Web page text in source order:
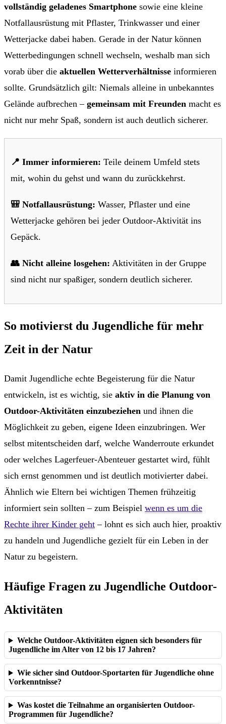
vollständig geladenes Smartphone sowie eine kleine
Notfallausrüstung mit Pflaster, Trinkwasser und einer
Wetterjacke dabei haben. Gerade in der Natur können
Wetterbedingungen schnell wechseln, weshalb man sich
vorab über die aktuellen Wetterverhältnisse informieren
sollte. Grundsätzlich gilt: Niemals alleine in unbekanntes
Gelände aufbrechen – gemeinsam mit Freunden macht es
nicht nur mehr Spaß, sondern ist auch deutlich sicherer.
📍 Immer informieren: Teile deinem Umfeld stets
mit, wohin du gehst und wann du zurückkehrst.
🎒 Notfallausrüstung: Wasser, Pflaster und eine
Wetterjacke gehören bei jeder Outdoor-Aktivität ins
Gepäck.
👥 Nicht alleine losgehen: Aktivitäten in der Gruppe
sind nicht nur spaßiger, sondern deutlich sicherer.
So motivierst du Jugendliche für mehr
Zeit in der Natur
Damit Jugendliche echte Begeisterung für die Natur
entwickeln, ist es wichtig, sie aktiv in die Planung von
Outdoor-Aktivitäten einzubeziehen und ihnen die
Möglichkeit zu geben, eigene Ideen einzubringen. Wer
selbst mitentscheiden darf, welche Wanderroute erkundet
oder welches Lagerfeuer-Abenteuer gestartet wird, fühlt
sich ernst genommen und ist deutlich motivierter dabei.
Ähnlich wie Eltern bei wichtigen Themen frühzeitig
informiert sein sollten – zum Beispiel wenn es um die
Rechte ihrer Kinder geht – lohnt es sich auch hier, proaktiv
zu handeln und Jugendliche gezielt für ein Leben in der
Natur zu begeistern.
Häufige Fragen zu Jugendliche Outdoor-
Aktivitäten
Welche Outdoor-Aktivitäten eignen sich besonders für
Jugendliche im Alter von 12 bis 17 Jahren?
Wie sicher sind Outdoor-Sportarten für Jugendliche ohne
Vorkenntnisse?
Was kostet die Teilnahme an organisierten Outdoor-
Programmen für Jugendliche?